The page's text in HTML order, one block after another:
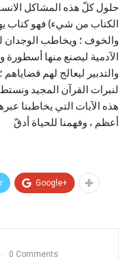
حلول كلّ هذه المشاكل
الكتاب من شيء) فهو كتاب
والخوف ؛ ويخاطب الوجدان
الآدمية ليصنع منها
والتدبير ليعالج لهم
لنبرات القرآن المجيد
هذه الآيات التي يخاطبنا
أعظم ، وفهمنا للحياة أدقّ
Google+
0 Comments